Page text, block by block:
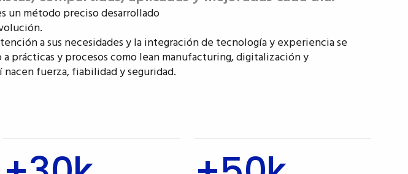
un método preciso desarrollado
a sus necesidades y la integración de tecnología y experiencia se
prácticas y procesos como lean manufacturing, digitalización y
fuerza, fiabilidad y seguridad.